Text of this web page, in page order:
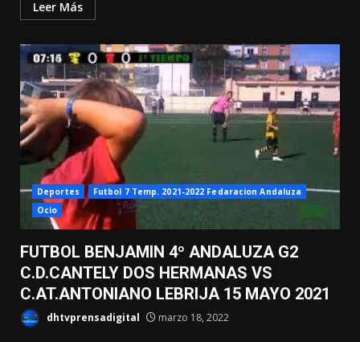
Leer Más
Deportes
Futbol 7 Temp. 2021-2022 Fedaracion Andaluza
Ocio
FUTBOL BENJAMIN 4º ANDALUZA G2
C.D.CANTELY DOS HERMANAS VS
C.AT.ANTONIANO LEBRIJA 15 MAYO 2021
dhtvprensadigital marzo 18, 2022